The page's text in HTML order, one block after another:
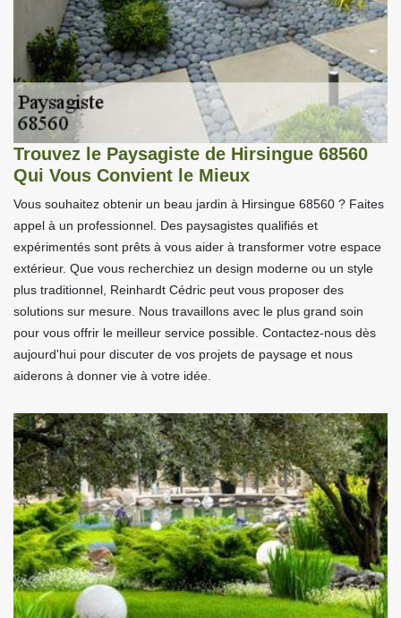
Trouvez le Paysagiste de Hirsingue 68560
Qui Vous Convient le Mieux
Vous souhaitez obtenir un beau jardin à Hirsingue 68560 ? Faites
appel à un professionnel. Des paysagistes qualifiés et
expérimentés sont prêts à vous aider à transformer votre espace
extérieur. Que vous recherchiez un design moderne ou un style
plus traditionnel, Reinhardt Cédric peut vous proposer des
solutions sur mesure. Nous travaillons avec le plus grand soin
pour vous offrir le meilleur service possible. Contactez-nous dès
aujourd'hui pour discuter de vos projets de paysage et nous
aiderons à donner vie à votre idée.